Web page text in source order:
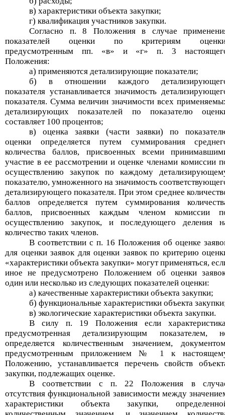
в) характеристики объекта закупки;
г) квалификация участников закупки.
Согласно п. 8 Положения в случае
показателей оценки по критериям
предусмотренным пп. «в» и «г» п. 3
Положения:
а) применяются детализирующие показатели;
б) в отношении каждого
показателя устанавливается значимость
показателя. Сумма величин значимости всех
детализирующих показателей по показателю
составляет 100 процентов;
в) оценка заявки (части заявки) по
оценки определяется путем суммирования
количества баллов, присвоенных всеми
участие в ее рассмотрении и оценке членами комиссии
осуществлению закупок по каждому
показателю, умноженного на значимость
детализирующего показателя. При этом среднее
баллов определяется путем суммирования
баллов, присвоенных каждым членом комиссии
осуществлению закупок, и последующего деления
количество таких членов.
В соответствии с п. 16 Положения об оценке
для оценки заявок для оценки заявок по критерию
«характеристики объекта закупки» могут применяться,
иное не предусмотрено Положением об оценки
один или несколько из следующих показателей оценки:
а) качественные характеристики объекта закупки;
б) функциональные характеристики объекта
в) экологические характеристики объекта закупки.
В силу п. 19 Положения если
предусмотренная детализирующим показателем,
определяется количественным значением,
предусмотренным приложением№
1 к
Положению, устанавливается перечень свойств
закупки, подлежащих оценке.
В соответствии с п. 22 Положения в
отсутствия функциональной зависимости между
характеристики объекта закупки,